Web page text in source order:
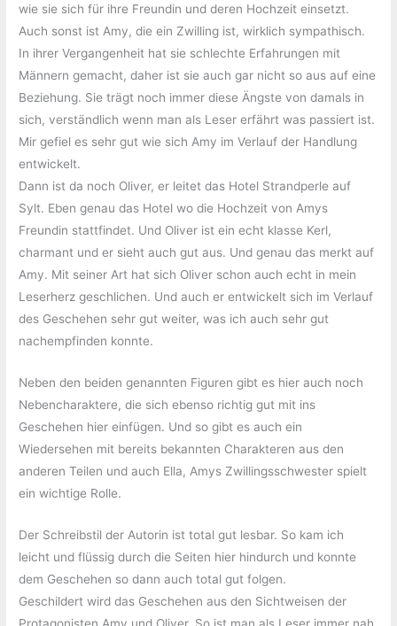
wie sie sich für ihre Freundin und deren Hochzeit einsetzt.
Auch sonst ist Amy, die ein Zwilling ist, wirklich sympathisch.
In ihrer Vergangenheit hat sie schlechte Erfahrungen mit
Männern gemacht, daher ist sie auch gar nicht so aus auf eine
Beziehung. Sie trägt noch immer diese Ängste von damals in
sich, verständlich wenn man als Leser erfährt was passiert ist.
Mir gefiel es sehr gut wie sich Amy im Verlauf der Handlung
entwickelt.
Dann ist da noch Oliver, er leitet das Hotel Strandperle auf
Sylt. Eben genau das Hotel wo die Hochzeit von Amys
Freundin stattfindet. Und Oliver ist ein echt klasse Kerl,
charmant und er sieht auch gut aus. Und genau das merkt auf
Amy. Mit seiner Art hat sich Oliver schon auch echt in mein
Leserherz geschlichen. Und auch er entwickelt sich im Verlauf
des Geschehen sehr gut weiter, was ich auch sehr gut
nachempfinden konnte.
Neben den beiden genannten Figuren gibt es hier auch noch
Nebencharaktere, die sich ebenso richtig gut mit ins
Geschehen hier einfügen. Und so gibt es auch ein
Wiedersehen mit bereits bekannten Charakteren aus den
anderen Teilen und auch Ella, Amys Zwillingsschwester spielt
ein wichtige Rolle.
Der Schreibstil der Autorin ist total gut lesbar. So kam ich
leicht und flüssig durch die Seiten hier hindurch und konnte
dem Geschehen so dann auch total gut folgen.
Geschildert wird das Geschehen aus den Sichtweisen der
Protagonisten Amy und Oliver. So ist man als Leser immer nah